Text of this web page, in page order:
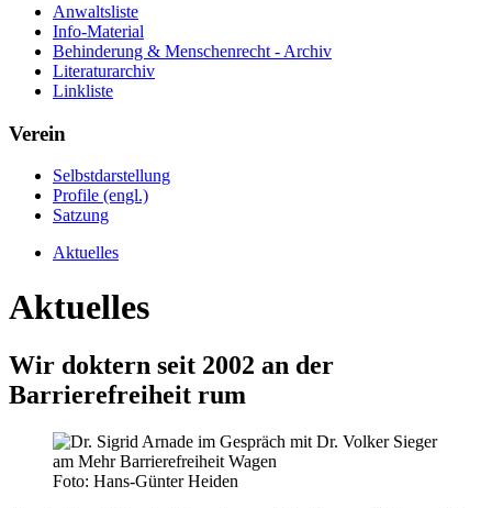
Anwaltsliste
Info-Material
Behinderung & Menschenrecht - Archiv
Literaturarchiv
Linkliste
Verein
Selbstdarstellung
Profile (engl.)
Satzung
Aktuelles
Aktuelles
Wir doktern seit 2002 an der
Barrierefreiheit rum
Foto: Hans-Günter Heiden